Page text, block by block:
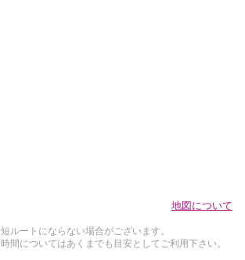
地図について
ルートにならない場合がございます。
間についてはあくまでも目安としてご利用下さい。